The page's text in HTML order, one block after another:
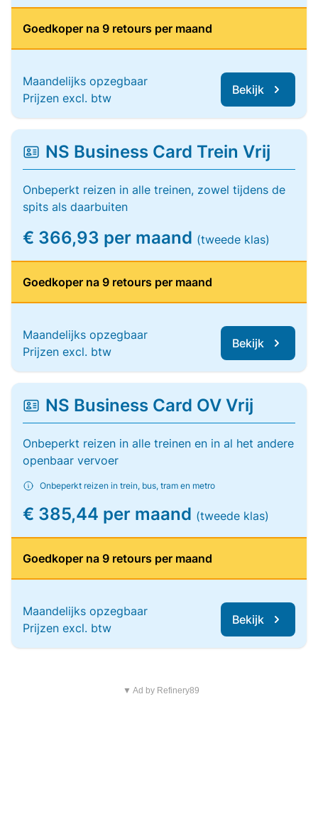
Goedkoper na 9 retours per maand
Maandelijks opzegbaar
Prijzen excl. btw
Bekijk
NS Business Card Trein Vrij
Onbeperkt reizen in alle treinen, zowel tijdens de
spits als daarbuiten
€ 366,93 per maand (tweede klas)
Goedkoper na 9 retours per maand
Maandelijks opzegbaar
Prijzen excl. btw
Bekijk
NS Business Card OV Vrij
Onbeperkt reizen in alle treinen en in al het andere
openbaar vervoer
Onbeperkt reizen in trein, bus, tram en metro
€ 385,44 per maand (tweede klas)
Goedkoper na 9 retours per maand
Maandelijks opzegbaar
Prijzen excl. btw
Bekijk
▼ Ad by Refinery89